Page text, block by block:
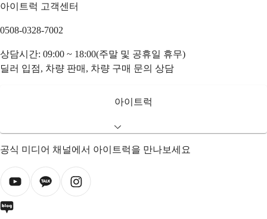
아이트럭 고객센터
0508-0328-7002
상담시간: 09:00 ~ 18:00(주말 및 공휴일 휴무)
딜러 입점, 차량 판매, 차량 구매 문의 상담
아이트럭
공식 미디어 채널에서 아이트럭을 만나보세요